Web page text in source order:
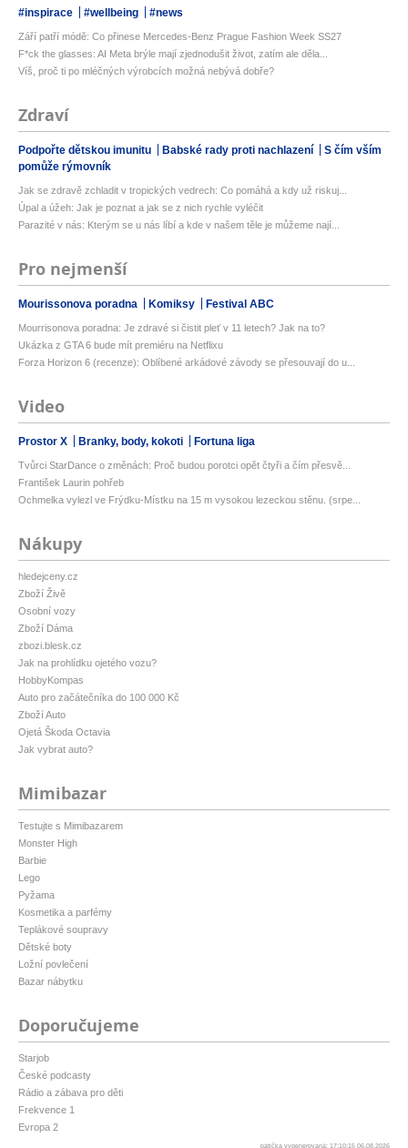
#inspirace #wellbeing #news
Září patří módě: Co přinese Mercedes-Benz Prague Fashion Week SS27
F*ck the glasses: AI Meta brýle mají zjednodušit život, zatím ale děla...
Víš, proč ti po mléčných výrobcích možná nebývá dobře?
Zdraví
Podpořte dětskou imunitu Babské rady proti nachlazení
S čím vším
pomůže rýmovník
Jak se zdravě zchladit v tropických vedrech: Co pomáhá a kdy už riskuj...
Úpal a úžeh: Jak je poznat a jak se z nich rychle vyléčit
Parazité v nás: Kterým se u nás líbí a kde v našem těle je můžeme nají...
Pro nejmenší
Mourissonova poradna Komiksy Festival ABC
Mourrisonova poradna: Je zdravé si čistit pleť v 11 letech? Jak na to?
Ukázka z GTA 6 bude mít premiéru na Netflixu
Forza Horizon 6 (recenze): Oblíbené arkádové závody se přesouvají do u...
Video
Prostor X Branky, body, kokoti Fortuna liga
Tvůrci StarDance o změnách: Proč budou porotci opět čtyři a čím přesvě...
František Laurin pohřeb
Ochmelka vylezl ve Frýdku-Místku na 15 m vysokou lezeckou stěnu. (srpe...
Nákupy
hledejceny.cz
Zboží Živě
Osobní vozy
Zboží Dáma
zbozi.blesk.cz
Jak na prohlídku ojetého vozu?
HobbyKompas
Auto pro začátečníka do 100 000 Kč
Zboží Auto
Ojetá Škoda Octavia
Jak vybrat auto?
Mimibazar
Testujte s Mimibazarem
Monster High
Barbie
Lego
Pyžama
Kosmetika a parfémy
Teplákové soupravy
Dětské boty
Ložní povlečení
Bazar nábytku
Doporučujeme
Starjob
České podcasty
Rádio a zábava pro děti
Frekvence 1
Evropa 2
patička vygenerovaná: 17:10:15 06.08.2026